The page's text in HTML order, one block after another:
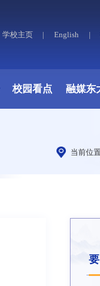
学校主页 | English |
校园看点 融媒东
当前位